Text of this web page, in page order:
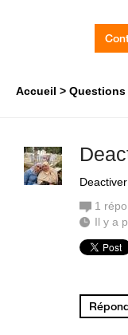
Accueil Questions
1
Il y a